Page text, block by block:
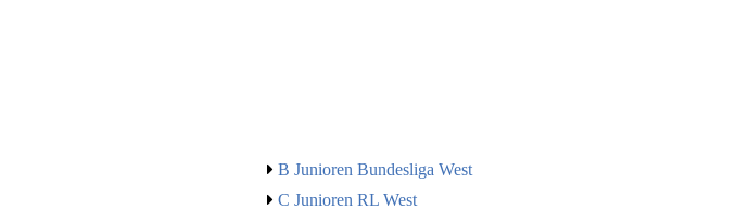
B Junioren Bundesliga West
C Junioren RL West